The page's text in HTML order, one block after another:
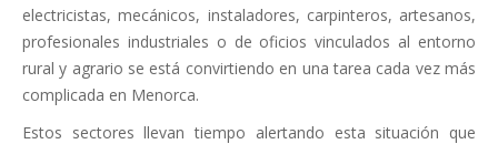
electricistas, mecánicos, instaladores, carpinteros, artesanos,
profesionales industriales o de oficios vinculados al entorno
rural y agrario se está convirtiendo en una tarea cada vez más
complicada en Menorca.
Estos sectores llevan tiempo alertando esta situación que